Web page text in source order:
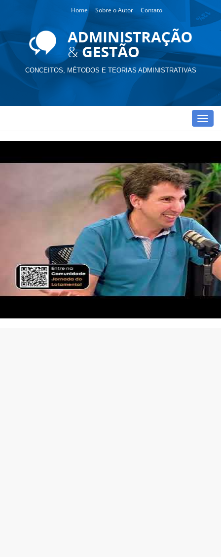
Home Sobre o Autor Contato
CONCEITOS, MÉTODOS E TEORIAS ADMINISTRATIVAS